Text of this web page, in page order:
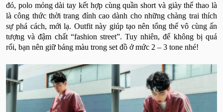
đó, polo mỏng dài tay kết hợp cùng quần short và giày thể thao là
là công thức thời trang đỉnh cao dành cho những chàng trai thích
sự phá cách, mới lạ. Outfit này giúp tạo nên tổng thể vô cùng ấn
tượng và đậm chất “fashion street”. Tuy nhiên, để không bị quá
rối, bạn nên giữ bảng màu trong set đồ ở mức 2 – 3 tone nhé!